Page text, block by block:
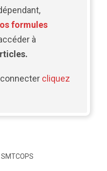
formules
à
cliquez
SMTCOPS